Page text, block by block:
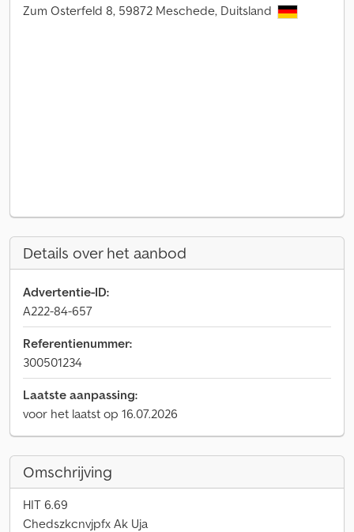
Zum Osterfeld 8, 59872 Meschede, Duitsland
Details over het aanbod
Advertentie-ID:
A222-84-657
Referentienummer:
300501234
Laatste aanpassing:
voor het laatst op 16.07.2026
Omschrijving
HIT 6.69
Chedszkcnvjpfx Ak Uja